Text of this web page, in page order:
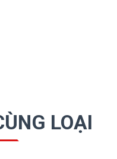
LOẠI